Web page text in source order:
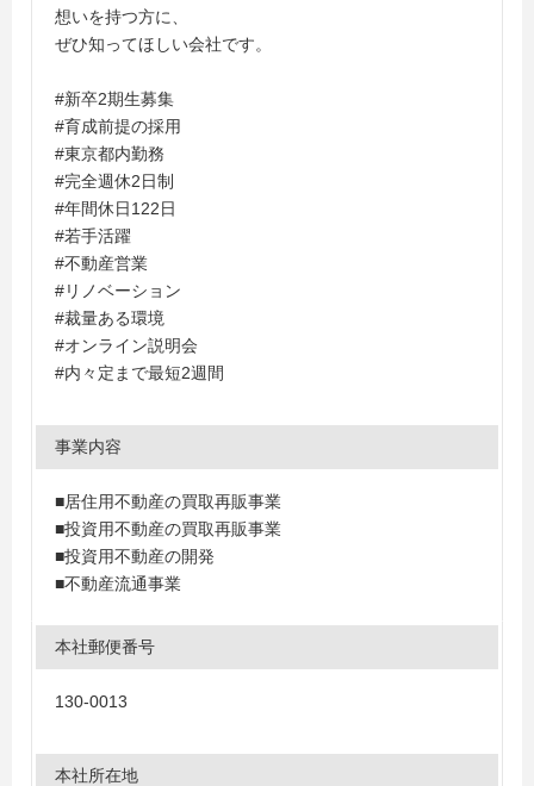
想いを持つ方に、
ぜひ知ってほしい会社です。
#新卒2期生募集
#育成前提の採用
#東京都内勤務
#完全週休2日制
#年間休日122日
#若手活躍
#不動産営業
#リノベーション
#裁量ある環境
#オンライン説明会
#内々定まで最短2週間
事業内容
■居住用不動産の買取再販事業
■投資用不動産の買取再販事業
■投資用不動産の開発
■不動産流通事業
本社郵便番号
130-0013
本社所在地